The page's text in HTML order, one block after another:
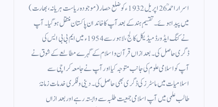
اسرار احمدؒ 26 اپریل 1932ء کو ضلع حصار (موجودہ ریاست ہریانہ، بھارت)
میں پیدا ہوئے۔ تقسیمِ ہند کے بعد آپ کا خاندان پاکستان منتقل ہو گیا۔ آپ
نے کنگ ایڈورڈ میڈیکل کالج، لاہور سے 1954ء میں ایم بی بی ایس کی
ڈگری حاصل کی۔ بعد ازاں قرآن و اسلام کے گہرے مطالعے کے شوق نے
آپ کو اسلامی علوم کی جانب متوجہ کیا اور آپ نے جامعہ کراچی سے
اسلامیات میں ماسٹرز کی ڈگری بھی حاصل کی۔ دینی و فکری خدمات زمانۂ
طالب علمی میں آپ اسلامی جمعیت طلبہ سے وابستہ رہے اور بعد ازاں